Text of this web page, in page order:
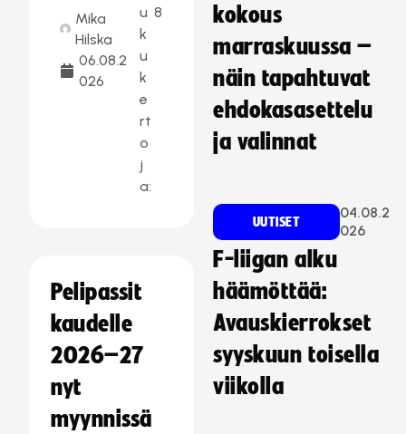
Mika
Hilska
06.08.2
026
u
k
u
k
e
rt
o
j
a:
8
Pelipassit
kaudelle
2026–27
nyt
myynnissä
kokous
marraskuussa –
näin tapahtuvat
ehdokasasettelu
ja valinnat
UUTISET
04.08.2
026
F-liigan alku
häämöttää:
Avauskierrokset
syyskuun toisella
viikolla